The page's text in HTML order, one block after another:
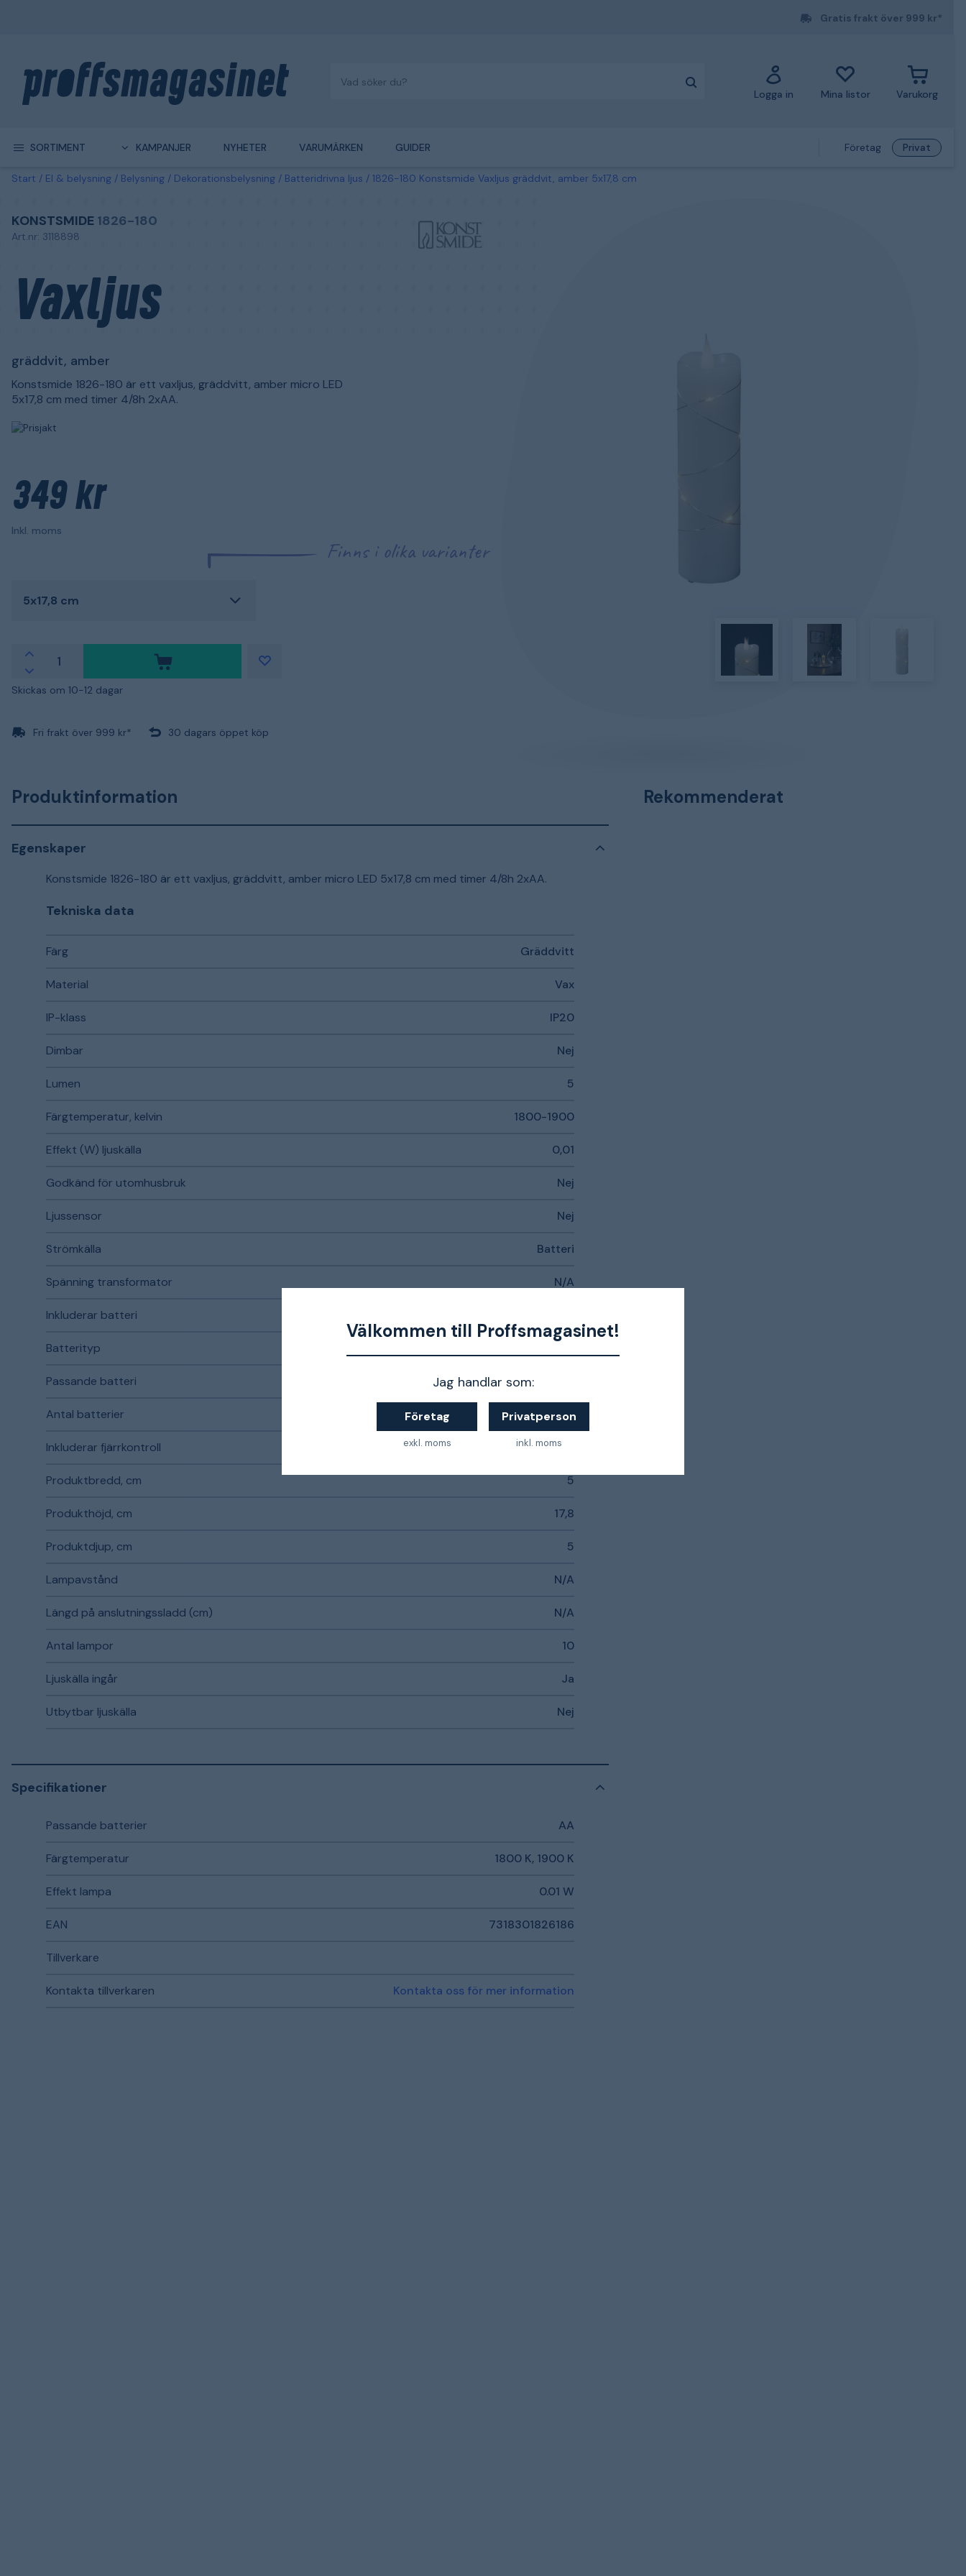
Välkommen till Proffsmagasinet!
Jag handlar som:
Företag
exkl. moms
Privatperson
inkl. moms
Gratis frakt över 999 kr*
Logga in Mina listor Varukorg
SORTIMENT KAMPANJER NYHETER VARUMÄRKEN GUIDER Företag Privat
Start El & belysning Belysning Dekorationsbelysning Batteridrivna ljus 1826-180 Konstsmide Vaxljus gräddvit, amber 5x17,8 cm
KONSTSMIDE 1826-180
Art.nr: 3118898
Vaxljus
gräddvit, amber
Konstsmide 1826-180 är ett vaxljus, gräddvitt, amber micro LED
5x17,8 cm med timer 4/8h 2xAA.
349 kr
Inkl. moms
Finns i olika varianter
5x17,8 cm
Skickas om 10-12 dagar
Fri frakt över 999 kr* 30 dagars öppet köp
Produktinformation
Egenskaper
Konstsmide 1826-180 är ett vaxljus, gräddvitt, amber micro LED 5x17,8 cm med timer 4/8h 2xAA.
Tekniska data
Färg Gräddvitt
Material Vax
IP-klass IP20
Dimbar Nej
Lumen 5
Färgtemperatur, kelvin 1800-1900
Effekt (W) ljuskälla 0,01
Godkänd för utomhusbruk Nej
Ljussensor Nej
Strömkälla Batteri
Spänning transformator N/A
Inkluderar batteri
Batterityp
Passande batteri LR6/AA (1,5V)
Antal batterier 2
Inkluderar fjärrkontroll Nej
Produktbredd, cm 5
Produkthöjd, cm 17,8
Produktdjup, cm 5
Lampavstånd N/A
Längd på anslutningssladd (cm) N/A
Antal lampor 10
Ljuskälla ingår Ja
Utbytbar ljuskälla Nej
Specifikationer
Passande batterier AA
Färgtemperatur 1800 K, 1900 K
Effekt lampa 0.01 W
EAN 7318301826186
Tillverkare
Kontakta tillverkaren Kontakta oss för mer information
Rekommenderat